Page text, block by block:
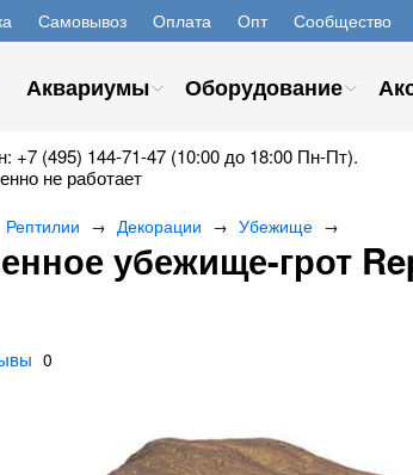
Самовывоз Оплата Опт Сообщество
Аквариумы Оборудование
+7 (495) 144-71-47 (10:00 до 18:00 Пн-Пт).
не работает
Рептилии → Декорации → Убежище →
убежище-грот
0